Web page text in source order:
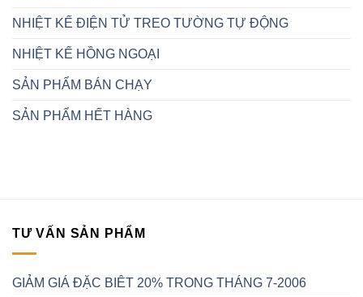
NHIỆT KẾ ĐIỆN TỬ TREO TƯỜNG TỰ ĐỘNG
NHIỆT KẾ HỒNG NGOẠI
SẢN PHẨM BÁN CHẠY
SẢN PHẨM HẾT HÀNG
TƯ VẤN SẢN PHẨM
GIẢM GIÁ ĐẶC BIÊT 20% TRONG THÁNG 7-2006